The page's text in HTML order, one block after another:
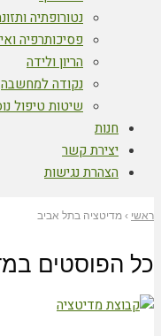
נטורופתיה
פסיכותרפיה
הריון ולידה
נקודה למחשבה
שיטות טיפול
חנות
יצירת קשר
הצהרת נגישות
ראשי › מדיטציה בתל אביב
כל הפוסטים ב